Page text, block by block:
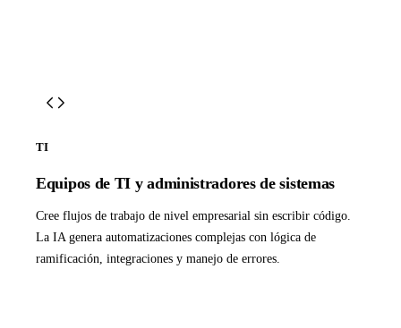
TI
Equipos de TI y administradores de sistemas
Cree flujos de trabajo de nivel empresarial sin escribir código.
La IA genera automatizaciones complejas con lógica de
ramificación, integraciones y manejo de errores.